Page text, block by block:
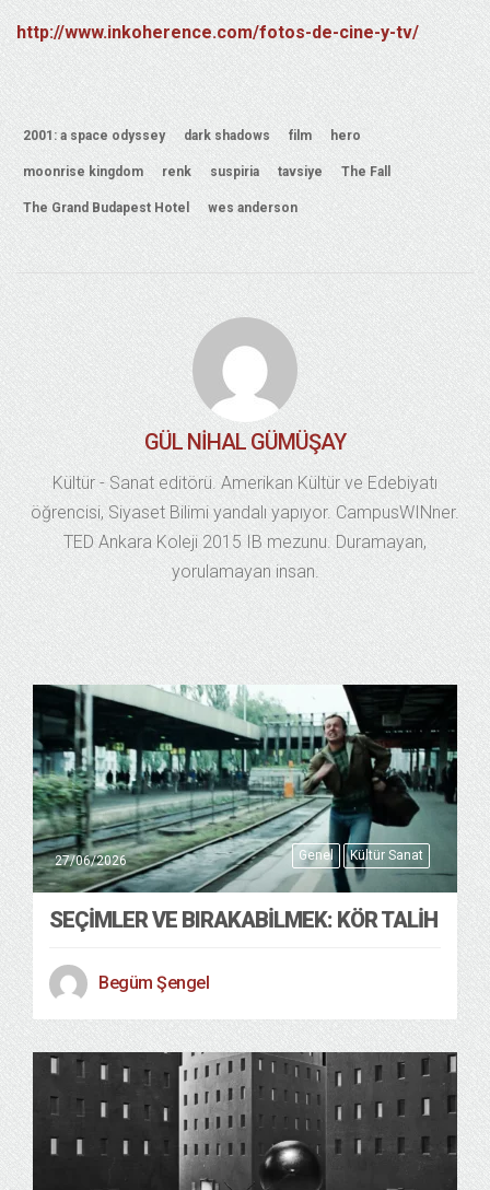
http://www.inkoherence.com/fotos-de-cine-y-tv/
2001: a space odyssey dark shadows film hero
moonrise kingdom renk suspiria tavsiye The Fall
The Grand Budapest Hotel wes anderson
GÜL NIHAL GÜMÜŞAY
Kültür - Sanat editörü. Amerikan Kültür ve Edebiyatı
öğrencisi, Siyaset Bilimi yandalı yapıyor. CampusWINner.
TED Ankara Koleji 2015 IB mezunu. Duramayan,
yorulamayan insan.
Genel Kültür Sanat
27/06/2026
SEÇIMLER VE BIRAKABILMEK: KÖR TALIH
Begüm Şengel